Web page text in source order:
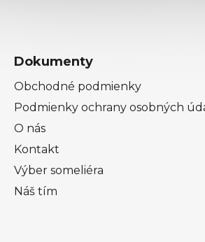
Dokumenty
Obchodné podmienky
Podmienky ochrany osobných
O nás
Kontakt
Výber someliéra
Náš tím